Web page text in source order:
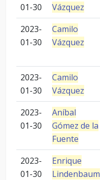
01-30
Vázquez
2023-
01-30
Camilo
Vázquez
2023-
01-30
Camilo
Vázquez
2023-
01-30
Aníbal
Gómez de la
Fuente
2023-
01-30
Enrique
Lindenbaum